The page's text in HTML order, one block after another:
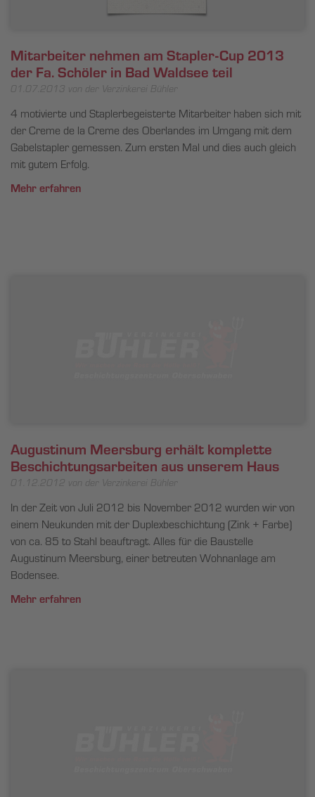
Mitarbeiter nehmen am Stapler-Cup 2013
der Fa. Schöler in Bad Waldsee teil
01.07.2013 von der Verzinkerei Bühler
4 motivierte und Staplerbegeisterte Mitarbeiter haben sich mit
der Creme de la Creme des Oberlandes im Umgang mit dem
Gabelstapler gemessen. Zum ersten Mal und dies auch gleich
mit gutem Erfolg.
Mehr erfahren
Augustinum Meersburg erhält komplette
Beschichtungsarbeiten aus unserem Haus
01.12.2012 von der Verzinkerei Bühler
In der Zeit von Juli 2012 bis November 2012 wurden wir von
einem Neukunden mit der Duplexbeschichtung (Zink + Farbe)
von ca. 85 to Stahl beauftragt. Alles für die Baustelle
Augustinum Meersburg, einer betreuten Wohnanlage am
Bodensee.
Mehr erfahren